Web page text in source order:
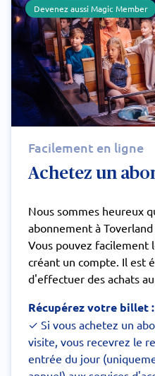
Devenez aussi Magic Member
Facilement en ligne
Achetez un
Nous sommes heureux
abonnement à Toverland
Vous pouvez facilement
créant un compte. Il est
d'effectuer des achats
Récupérez votre billet :
✓ Si vous achetez un
visite, vous recevrez le
entrée du jour